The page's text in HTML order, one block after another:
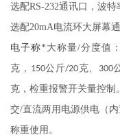
选配RS-232通讯口，波
选配20mA电流环大屏幕通讯
电子称*大称量/分度值：
克， 150公斤/20克、 300
克，检重报警开关量控制。
交/直流两用电源供电（内
称重使用。